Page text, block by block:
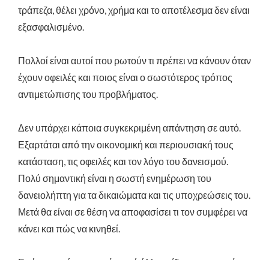
τράπεζα, θέλει χρόνο, χρήμα και το αποτέλεσμα δεν είναι
εξασφαλισμένο.
Πολλοί είναι αυτοί που ρωτούν τι πρέπει να κάνουν όταν
έχουν οφειλές και ποιος είναι ο σωστότερος τρόπος
αντιμετώπισης του προβλήματος.
Δεν υπάρχει κάποια συγκεκριμένη απάντηση σε αυτό.
Εξαρτάται από την οικονομική και περιουσιακή τους
κατάσταση, τις οφειλές και τον λόγο του δανεισμού.
Πολύ σημαντική είναι η σωστή ενημέρωση του
δανειολήπτη για τα δικαιώματα και τις υποχρεώσεις του.
Μετά θα είναι σε θέση να αποφασίσει τι τον συμφέρει να
κάνει και πώς να κινηθεί.